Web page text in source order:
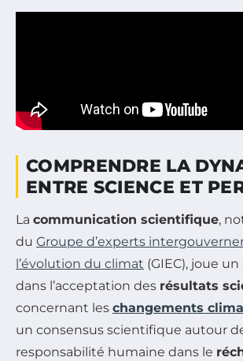
COMPRENDRE LA
ENTRE SCIENCE ET
La communication scientifique,
du Groupe d’experts
l’évolution du climat (GIEC), joue
dans l’acceptation des résultats
concernant les changements
un consensus scientifique autour
responsabilité humaine dans le